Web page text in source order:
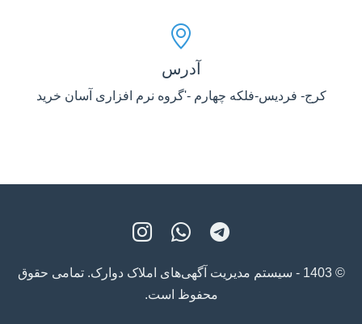
آدرس
کرج- فردیس-فلکه چهارم -'گروه نرم افزاری آسان خرید
© 1403 - سیستم مدیریت آگهی‌های املاک دوارک. تمامی حقوق
محفوظ است.